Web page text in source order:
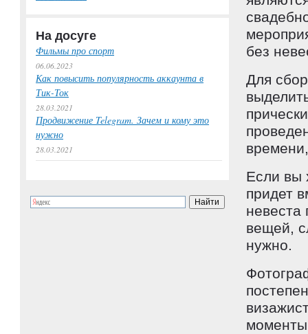
без
Для
Если вы
придет
невеста
вещей,
нужно.
На досуге
Фильмы про спорт
06.06.2023
Как повысить популярность аккаунта в
Тик-Ток
28.03.2021
Продвижение Telegram. Зачем и кому это
нужно
28.03.2021